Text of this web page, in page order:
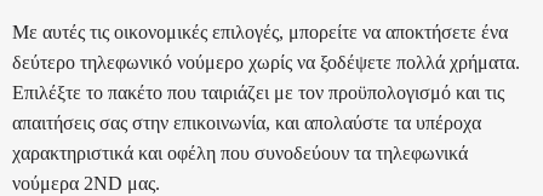
Με αυτές τις οικονομικές επιλογές, μπορείτε να αποκτήσετε ένα
δεύτερο τηλεφωνικό νούμερο χωρίς να ξοδέψετε πολλά χρήματα.
Επιλέξτε το πακέτο που ταιριάζει με τον προϋπολογισμό και τις
απαιτήσεις σας στην επικοινωνία, και απολαύστε τα υπέροχα
χαρακτηριστικά και οφέλη που συνοδεύουν τα τηλεφωνικά
νούμερα 2ND μας.